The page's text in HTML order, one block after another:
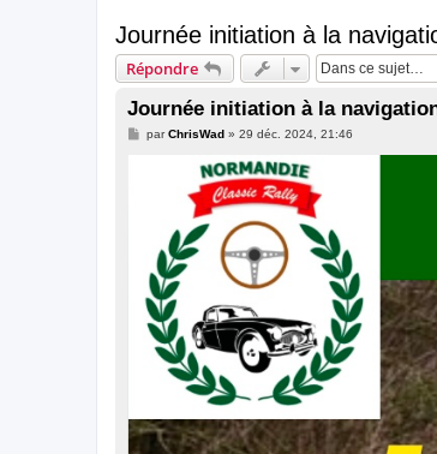
Journée initiation à la
Répondre
Journée initiation à la
MparChrisWad» 29 déc. 2024, 21:46